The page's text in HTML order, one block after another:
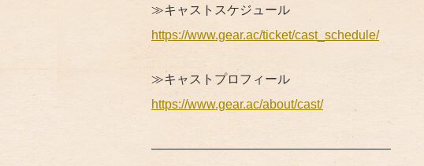
≫キャストスケジュール
https://www.gear.ac/ticket/cast_schedule/
≫キャストプロフィール
https://www.gear.ac/about/cast/
———————————————————